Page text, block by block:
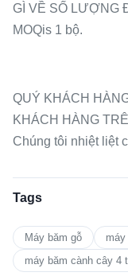
GÌ VỀ SỐ LƯỢNG
MOQis 1 bộ.
QUÝ KHÁCH
KHÁCH HÀNG
Chúng tôi nhiệt liệt
Tags
Máy băm gỗ
máy băm cành cây 4